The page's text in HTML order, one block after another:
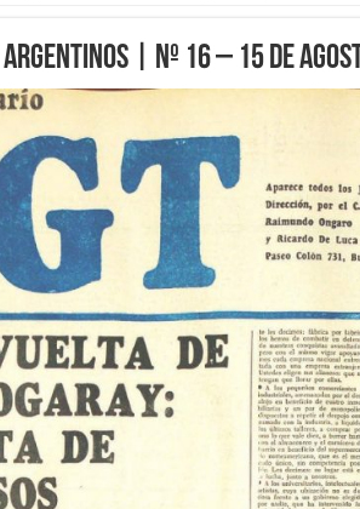
Argentinos | nº 16 – 15 de